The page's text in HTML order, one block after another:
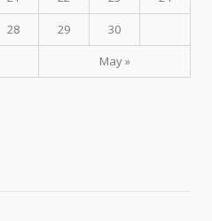
May »
28 29 30